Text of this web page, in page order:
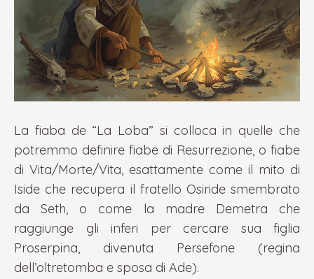
La fiaba de “La Loba” si colloca in quelle che
potremmo definire fiabe di Resurrezione, o fiabe
di Vita/Morte/Vita, esattamente come il mito di
Iside che recupera il fratello Osiride smembrato
da Seth, o come la madre Demetra che
raggiunge gli inferi per cercare sua figlia
Proserpina, divenuta Persefone (regina
dell’oltretomba e sposa di Ade).